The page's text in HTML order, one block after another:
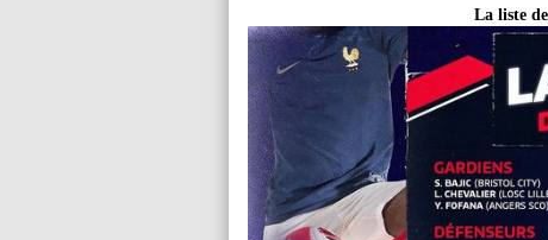
La liste